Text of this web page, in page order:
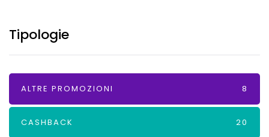
Tipologie
ALTRE PROMOZIONI 8
CASHBACK 20